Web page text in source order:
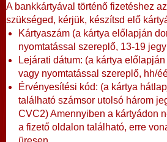
A bankkártyával történő fizetéshez
szükséged, kérjük, készítsd elő
Kártyaszám (a kártya előlapján
nyomtatással szereplő, 13-19
Lejárati dátum: (a kártya
vagy nyomtatással szereplő, hh/
Érvényesítési kód: (a kártya
található számsor utolsó három
CVC2) Amennyiben a kártyádon
a fizető oldalon található, erre